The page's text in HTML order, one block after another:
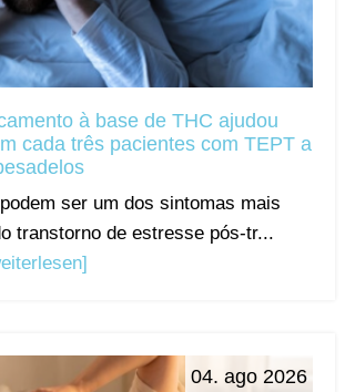
à base de THC ajudou
cada três pacientes com TEPT a
ser um dos sintomas mais
transtorno de estresse pós-tr...
04. ago 2026